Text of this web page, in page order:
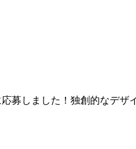
応募しました！独創的なデザ